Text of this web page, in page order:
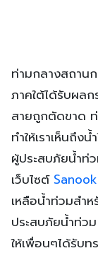
ท่ามกลางสถาน
ภาคใต้ได้รับผล
สายถูกตัดขาด ท่
ทำให้เราเห็นถึง
ผู้ประสบภัยน้ำท่
เว็บไซต์
เหลือน้ำท่วมสำ
ประสบภัยน้ำท่วม
ให้เพื่อนๆได้รับท